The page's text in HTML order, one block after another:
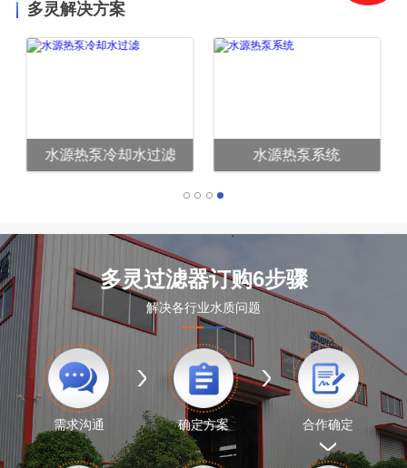
多灵解决方案
水源热泵冷却水过滤 水源热泵系统
多灵过滤器订购6步骤
解决各行业水质问题
需求沟通 确定方案 合作确定